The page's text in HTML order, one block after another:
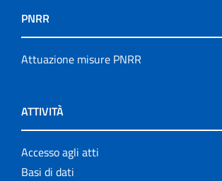
PNRR
Attuazione misure PNRR
ATTIVITÀ
Accesso agli atti
Basi di dati